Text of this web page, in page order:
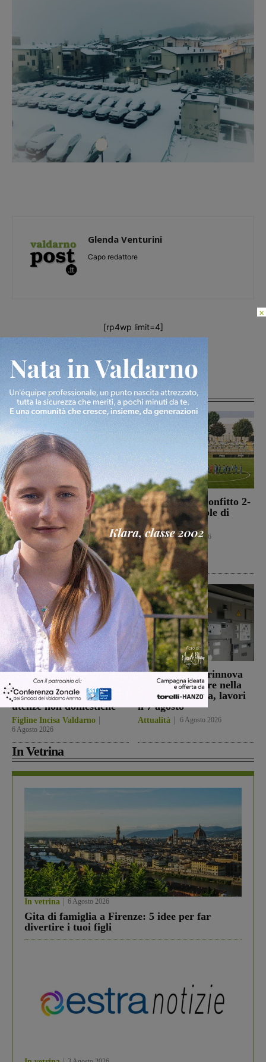
Articoli correlati
Morto Francesco
Guccini, aveva 86 anni.
Il 25 aprile del 2024
venne a Gropina per
celebrare la Liberazione
Cronaca 6 Agosto 2026
Montevarchi sconfitto 2-
0 nell’amichevole di
Piancastagnaio
Calcio 6 Agosto 2026
Figline e Incisa:
approvate le riduzioni
Tari per cittadini e
utenze non domestiche
Figline Incisa Valdarno
6 Agosto 2026
Reggello: Enel rinnova
un trasformatore nella
cabina di Cascia, lavori
il 7 agosto
Attualità 6 Agosto 2026
In Vetrina
In vetrina 6 Agosto 2026
Gita di famiglia a Firenze: 5 idee per far
divertire i tuoi figli
Glenda Venturini
Capo redattore
[rp4wp limit=4]
×